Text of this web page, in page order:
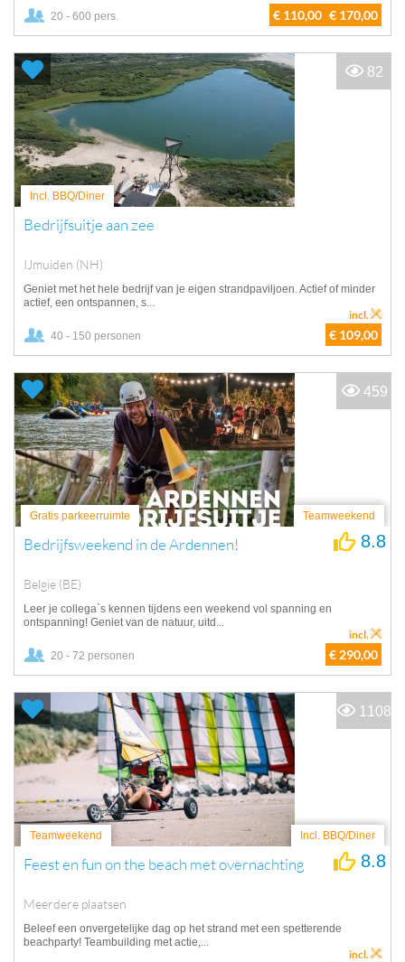
20 - 600 pers. € 110,00 € 170,00
Incl. BBQ/Diner
Bedrijfsuitje aan zee
IJmuiden (NH)
Geniet met het hele bedrijf van je eigen strandpaviljoen. Actief of minder
actief, een ontspannen, s...
40 - 150 personen € 109,00
incl.
82
Gratis parkeerruimte Teamweekend
Bedrijfsweekend in de Ardennen!
Belgie (BE)
8.8
Leer je collega`s kennen tijdens een weekend vol spanning en
ontspanning! Geniet van de natuur, uitd...
20 - 72 personen € 290,00
incl.
459
Teamweekend Incl. BBQ/Diner
Feest en fun on the beach met overnachting
Meerdere plaatsen
8.8
Beleef een onvergetelijke dag op het strand met een spetterende
beachparty! Teambuilding met actie,...
incl.
1108